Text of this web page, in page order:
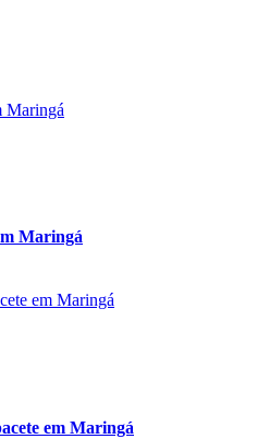
Maringá
em Maringá